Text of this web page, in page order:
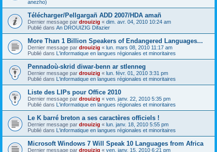
anezho)
Télécharger/Pellgargañ ADD 2007/HDA amañ
Dernier message par drouizig « dim. avr. 04, 2010 10:24 am
Publié dans An DROUIZIG Difazier
More Than 1 Billion Speakers of Endangered Languages...
Dernier message par drouizig « lun. mars 08, 2010 11:17 am
Publié dans L'informatique en langues régionales et minoritaires
Pennadoù-skrid diwar-benn ar stlenneg
Dernier message par drouizig « lun. févr. 01, 2010 3:31 pm
Publié dans L'informatique en langues régionales et minoritaires
Liste des LIPs pour Office 2010
Dernier message par drouizig « ven. janv. 22, 2010 5:35 pm
Publié dans L'informatique en langues régionales et minoritaires
Le K barré breton a ses caractères officiels !
Dernier message par drouizig « lun. janv. 18, 2010 5:55 pm
Publié dans L'informatique en langues régionales et minoritaires
Microsoft Windows 7 Will Speak 10 Languages from Africa
Dernier message par drouizig « ven. janv. 15, 2010 6:21 pm